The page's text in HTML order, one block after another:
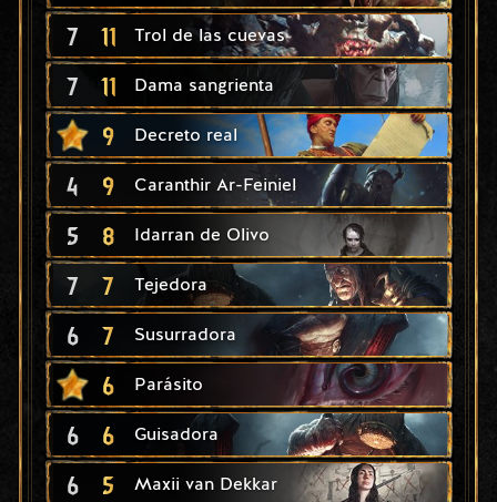
7 11 Trol de las cuevas
7 11 Dama sangrienta
9 Decreto real
4 9 Caranthir Ar-Feiniel
5 8 Idarran de Olivo
7 7 Tejedora
6 7 Susurradora
6 Parásito
6 6 Guisadora
6 5 Maxii van Dekkar